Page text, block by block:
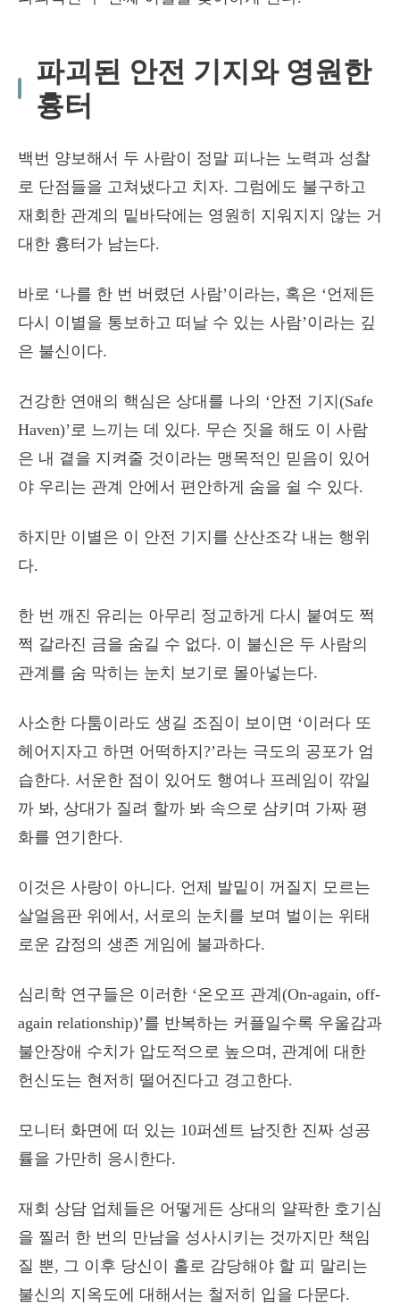
파괴된 안전 기지와 영원한
흉터
백번 양보해서 두 사람이 정말 피나는 노력과 성찰
로 단점들을 고쳐냈다고 치자. 그럼에도 불구하고
재회한 관계의 밑바닥에는 영원히 지워지지 않는 거
대한 흉터가 남는다.
바로 ‘나를 한 번 버렸던 사람’이라는, 혹은 ‘언제든
다시 이별을 통보하고 떠날 수 있는 사람’이라는 깊
은 불신이다.
건강한 연애의 핵심은 상대를 나의 ‘안전 기지(Safe
Haven)’로 느끼는 데 있다. 무슨 짓을 해도 이 사람
은 내 곁을 지켜줄 것이라는 맹목적인 믿음이 있어
야 우리는 관계 안에서 편안하게 숨을 쉴 수 있다.
하지만 이별은 이 안전 기지를 산산조각 내는 행위
다.
한 번 깨진 유리는 아무리 정교하게 다시 붙여도 쩍
쩍 갈라진 금을 숨길 수 없다. 이 불신은 두 사람의
관계를 숨 막히는 눈치 보기로 몰아넣는다.
사소한 다툼이라도 생길 조짐이 보이면 ‘이러다 또
헤어지자고 하면 어떡하지?’라는 극도의 공포가 엄
습한다. 서운한 점이 있어도 행여나 프레임이 깎일
까 봐, 상대가 질려 할까 봐 속으로 삼키며 가짜 평
화를 연기한다.
이것은 사랑이 아니다. 언제 발밑이 꺼질지 모르는
살얼음판 위에서, 서로의 눈치를 보며 벌이는 위태
로운 감정의 생존 게임에 불과하다.
심리학 연구들은 이러한 ‘온오프 관계(On-again, off-
again relationship)’를 반복하는 커플일수록 우울감과
불안장애 수치가 압도적으로 높으며, 관계에 대한
헌신도는 현저히 떨어진다고 경고한다.
모니터 화면에 떠 있는 10퍼센트 남짓한 진짜 성공
률을 가만히 응시한다.
재회 상담 업체들은 어떻게든 상대의 얄팍한 호기심
을 찔러 한 번의 만남을 성사시키는 것까지만 책임
질 뿐, 그 이후 당신이 홀로 감당해야 할 피 말리는
불신의 지옥도에 대해서는 철저히 입을 다문다.